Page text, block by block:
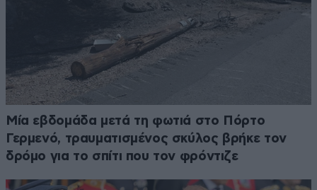
Μία εβδομάδα μετά τη φωτιά στο Πόρτο
Γερμενό, τραυματισμένος σκύλος βρήκε τον
δρόμο για το σπίτι που τον φρόντιζε